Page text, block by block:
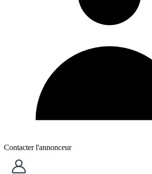
Contacter l'annonceur